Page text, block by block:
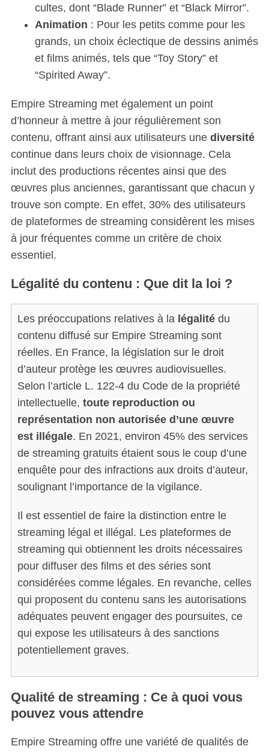
cultes, dont “Blade Runner” et “Black Mirror”.
Animation : Pour les petits comme pour les
grands, un choix éclectique de dessins animés
et films animés, tels que “Toy Story” et
“Spirited Away”.
Empire Streaming met également un point
d’honneur à mettre à jour régulièrement son
contenu, offrant ainsi aux utilisateurs une diversité
continue dans leurs choix de visionnage. Cela
inclut des productions récentes ainsi que des
œuvres plus anciennes, garantissant que chacun y
trouve son compte. En effet, 30% des utilisateurs
de plateformes de streaming considèrent les mises
à jour fréquentes comme un critère de choix
essentiel.
Légalité du contenu : Que dit la loi ?
Les préoccupations relatives à la légalitédu
contenu diffusé sur Empire Streaming sont
réelles. En France, la législation sur le droit
d’auteur protège les œuvres audiovisuelles.
Selon l’article L. 122-4 du Code de la propriété
intellectuelle, toute reproduction ou
représentation non autorisée d’une œuvre
est illégale. En 2021, environ 45% des services
de streaming gratuits étaient sous le coup d’une
enquête pour des infractions aux droits d’auteur,
soulignant l’importance de la vigilance.
Il est essentiel de faire la distinction entre le
streaming légal et illégal. Les plateformes de
streaming qui obtiennent les droits nécessaires
pour diffuser des films et des séries sont
considérées comme légales. En revanche, celles
qui proposent du contenu sans les autorisations
adéquates peuvent engager des poursuites, ce
qui expose les utilisateurs à des sanctions
potentiellement graves.
Qualité de streaming : Ce à quoi vous
pouvez vous attendre
Empire Streaming offre une variété de qualités de